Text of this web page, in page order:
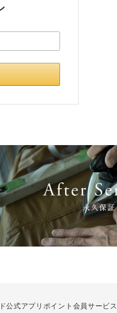
公式アプリ ポイント会員サービス